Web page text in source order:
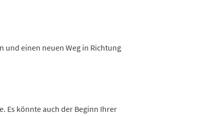
und einen neuen Weg in Richtung
Es könnte auch der Beginn Ihrer